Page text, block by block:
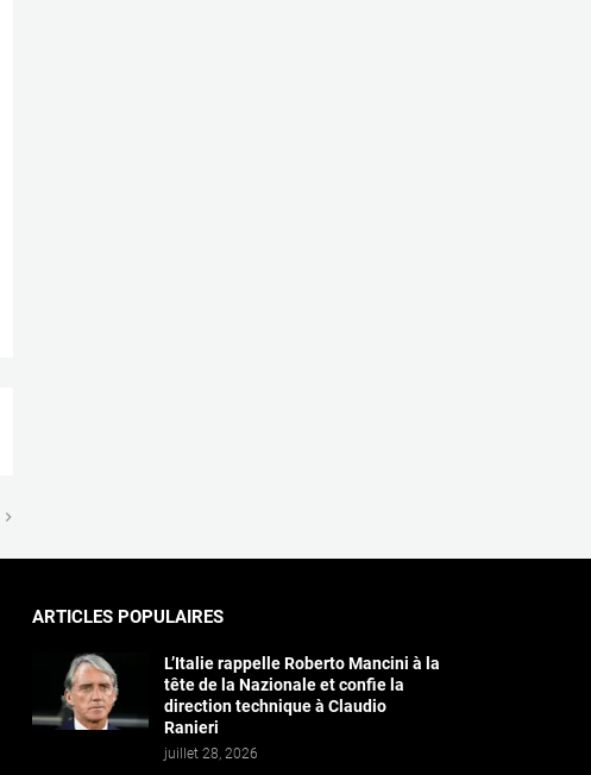
ARTICLES POPULAIRES
L’Italie rappelle Roberto Mancini à la
tête de la Nazionale et confie la
direction technique à Claudio
Ranieri
juillet 28, 2026